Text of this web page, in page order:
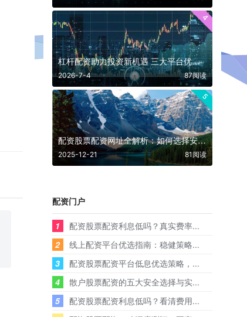
4
杠杆配资助力投资新机遇 三大平台优势解析
2026-7-4 87阅读
5
配资股票配资网址全解析：如何选择安全合规的杠杆交易平台？
2025-12-21 81阅读
配资门户
1
配资股票配资利息低吗？真实费率...
2
线上配资平台优选指南：稳健策略...
3
配资股票配资平台低息优选策略，...
4
散户股票配资的五大安全选择与实...
5
配资股票配资利息低吗？看清费用...